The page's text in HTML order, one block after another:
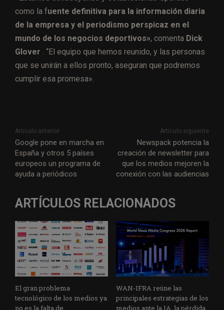
como la fuente definitiva para la información diaria
de la empresa y el periodismo perspicaz en el
mundo de los negocios deportivos», comenta Dick
Glover . “El equipo que hemos reunido, y las personas
que se unirán a ellos pronto, aseguran que podremos
cumplir esa promesa».
Artículo anterior
Google pone en marcha en
España y otros 5 países
europeos un programa de
ayuda a periódicos
Artículo siguiente
Newspack potencia la
creación de newsletter para
que los medios mejoren la
conexión con las audiencias
ARTÍCULOS RELACIONADOS
El gran problema
tecnológico de los medios ya
no es la falta de
WAN-IFRA reúne las
principales estrategias de los
medios ante la IA, la pérdida